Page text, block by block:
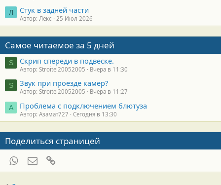
Л Стук в задней части
Автор: Лекс 25 Июл 2026
Самое читаемое за 5 дней
S Скрип спереди в подвеске.
Автор: Stroitel20052005 Вчера в 11:30
S Звук при проезде камер?
Автор: Stroitel20052005 Вчера в 11:27
А Проблема с подключением блютуза
Автор: Азамат727 Сегодня в 13:30
Поделиться страницей
WhatsAppЭлектронная почта